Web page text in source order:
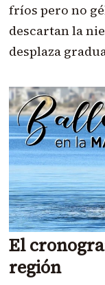
fríos pero no
descartan la
desplaza
El
región